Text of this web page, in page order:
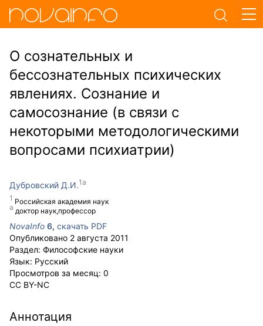
О сознательных и
бессознательных психических
явлениях. Сознание и
самосознание (в связи с
некоторыми методологическими
вопросами психиатрии)
Дубровский Д.И.
Российская академия наук
доктор наук,профессор
NovaInfo 6, скачать PDF
Опубликовано 2 августа 2011
Раздел: Философские науки
Язык: Русский
Просмотров за месяц: 0
CC BY-NC
Аннотация